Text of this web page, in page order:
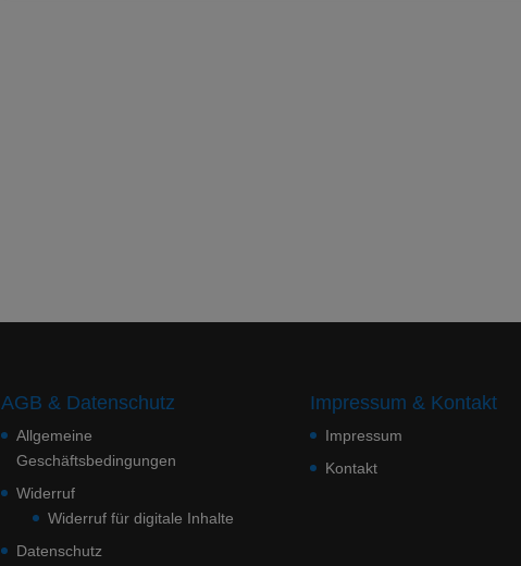
AGB & Datenschutz
Allgemeine
Geschäftsbedingungen
Widerruf
Widerruf für digitale Inhalte
Datenschutz
Impressum & Kontakt
Impressum
Kontakt